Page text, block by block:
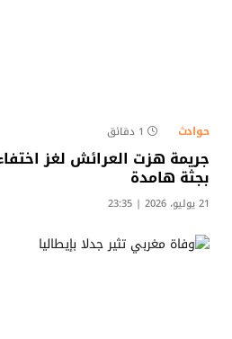
حوادث 1 دقائق
جريمة هزت العرائش لغز
بجثة هامدة
21 يوليو، 2026 | 23:35